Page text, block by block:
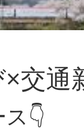
交通
👇